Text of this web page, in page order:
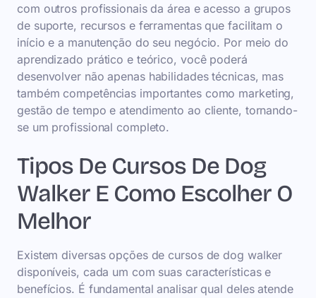
com outros profissionais da área e acesso a grupos
de suporte, recursos e ferramentas que facilitam o
início e a manutenção do seu negócio. Por meio do
aprendizado prático e teórico, você poderá
desenvolver não apenas habilidades técnicas, mas
também competências importantes como marketing,
gestão de tempo e atendimento ao cliente, tornando-
se um profissional completo.
Tipos De Cursos De Dog
Walker E Como Escolher O
Melhor
Existem diversas opções de cursos de dog walker
disponíveis, cada um com suas características e
benefícios. É fundamental analisar qual deles atende